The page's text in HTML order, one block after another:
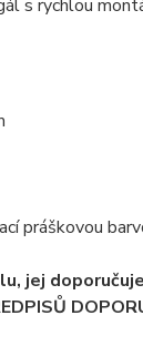
s rychlou
práškovou
jej